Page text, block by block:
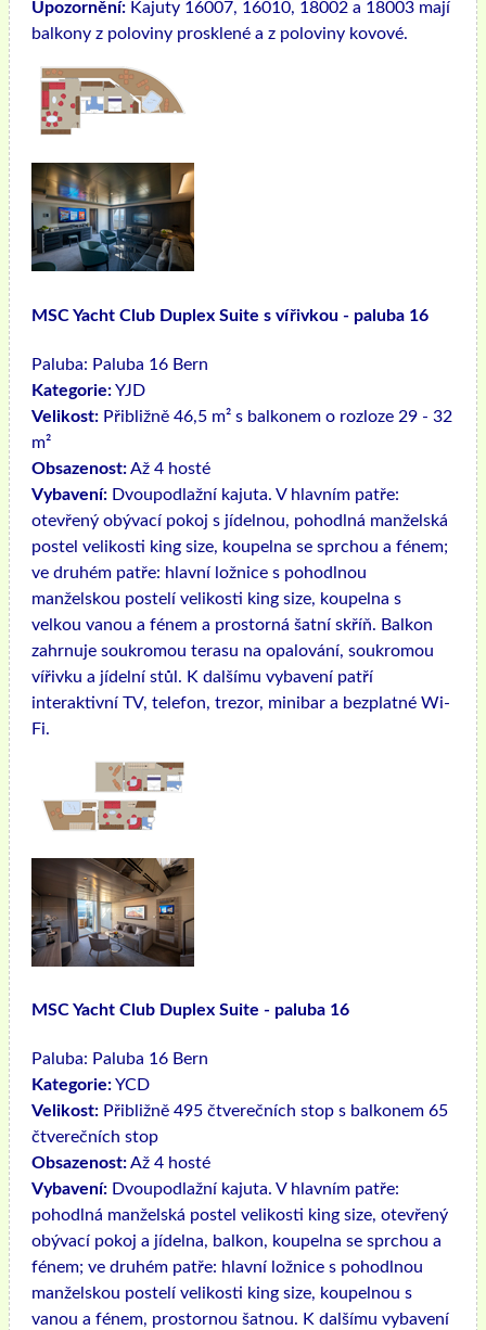
Upozornění: Kajuty 16007, 16010, 18002 a 18003 mají
balkony z poloviny prosklené a z poloviny kovové.
MSC Yacht Club Duplex Suite s vířivkou - paluba 16
Paluba: Paluba 16 Bern
Kategorie:YJD
Velikost: Přibližně 46,5 m² s balkonem o rozloze 29 - 32
m²
Obsazenost:Až 4 hosté
Vybavení: Dvoupodlažní kajuta. V hlavním patře:
otevřený obývací pokoj s jídelnou, pohodlná manželská
postel velikosti king size, koupelna se sprchou a fénem;
ve druhém patře: hlavní ložnice s pohodlnou
manželskou postelí velikosti king size, koupelna s
velkou vanou a fénem a prostorná šatní skříň. Balkon
zahrnuje soukromou terasu na opalování, soukromou
vířivku a jídelní stůl. K dalšímu vybavení patří
interaktivní TV, telefon, trezor, minibar a bezplatné Wi-
Fi.
MSC Yacht Club Duplex Suite - paluba 16
Paluba: Paluba 16 Bern
Kategorie:YCD
Velikost: Přibližně 495 čtverečních stop s balkonem 65
čtverečních stop
Obsazenost:Až 4 hosté
Vybavení: Dvoupodlažní kajuta. V hlavním patře:
pohodlná manželská postel velikosti king size, otevřený
obývací pokoj a jídelna, balkon, koupelna se sprchou a
fénem; ve druhém patře: hlavní ložnice s pohodlnou
manželskou postelí velikosti king size, koupelnou s
vanou a fénem, ​​prostornou šatnou. K dalšímu vybavení